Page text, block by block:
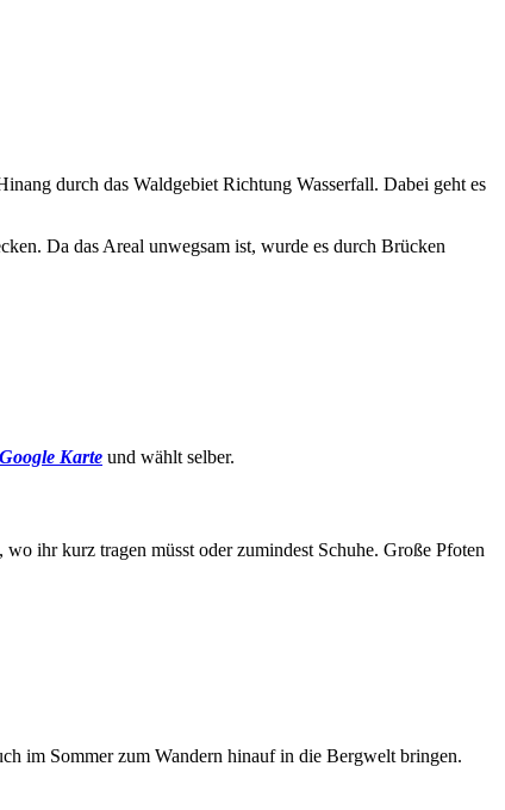
durch das Waldgebiet Richtung Wasserfall. Dabei geht es
Da das Areal unwegsam ist, wurde es durch Brücken
Google Karte und wählt selber.
ihr kurz tragen müsst oder zumindest Schuhe. Große Pfoten
im Sommer zum Wandern hinauf in die Bergwelt bringen.